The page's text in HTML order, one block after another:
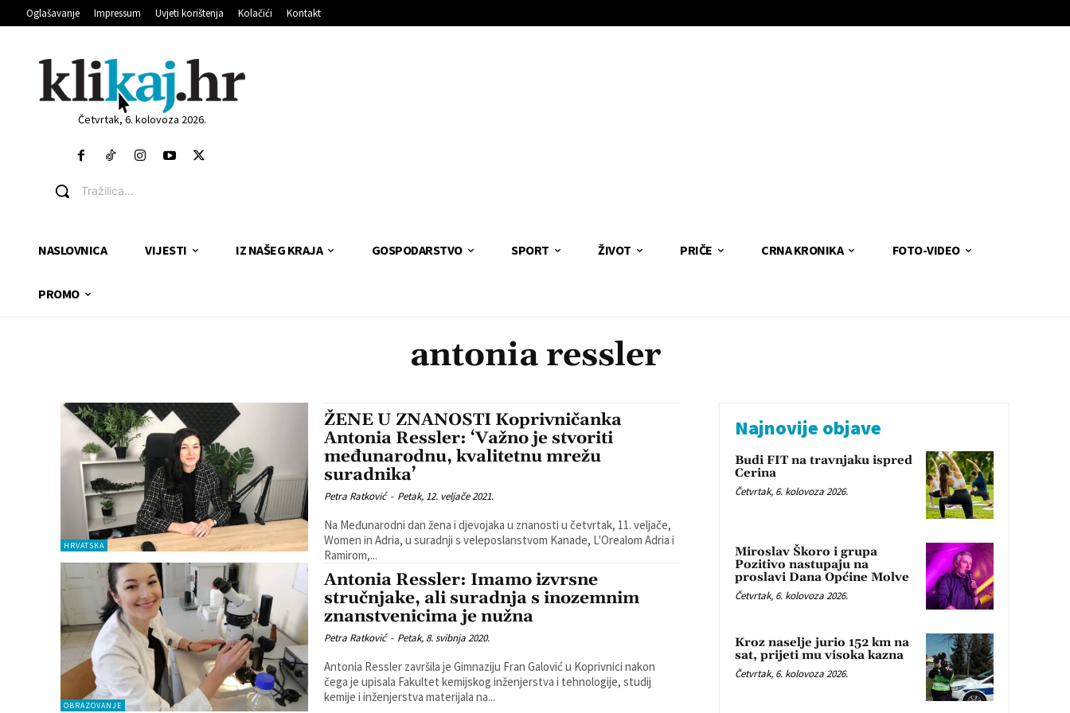
Oglašavanje Impressum Uvjeti korištenja Kolačići Kontakt
Četvrtak, 6. kolovoza 2026.
Tražilica...
NASLOVNICA VIJESTI IZ NAŠEG KRAJA GOSPODARSTVO SPORT ŽIVOT PRIČE CRNA KRONIKA FOTO-VIDEO
PROMO
antonia ressler
HRVATSKA
ŽENE U ZNANOSTI Koprivničanka
Antonia Ressler: ‘Važno je stvoriti
međunarodnu, kvalitetnu mrežu
suradnika’
Petra Ratković - Petak, 12. veljače 2021.
Na Međunarodni dan žena i djevojaka u znanosti u četvrtak, 11. veljače,
Women in Adria, u suradnji s veleposlanstvom Kanade, L'Orealom Adria i
Ramirom,...
OBRAZOVANJE
Antonia Ressler: Imamo izvrsne
stručnjake, ali suradnja s inozemnim
znanstvenicima je nužna
Petra Ratković - Petak, 8. svibnja 2020.
Antonia Ressler završila je Gimnaziju Fran Galović u Koprivnici nakon
čega je upisala Fakultet kemijskog inženjerstva i tehnologije, studij
kemije i inženjerstva materijala na...
Najnovije objave
Budi FIT na travnjaku ispred
Cerina
Četvrtak, 6. kolovoza 2026.
Miroslav Škoro i grupa
Pozitivo nastupaju na
proslavi Dana Općine Molve
Četvrtak, 6. kolovoza 2026.
Kroz naselje jurio 152 km na
sat, prijeti mu visoka kazna
Četvrtak, 6. kolovoza 2026.